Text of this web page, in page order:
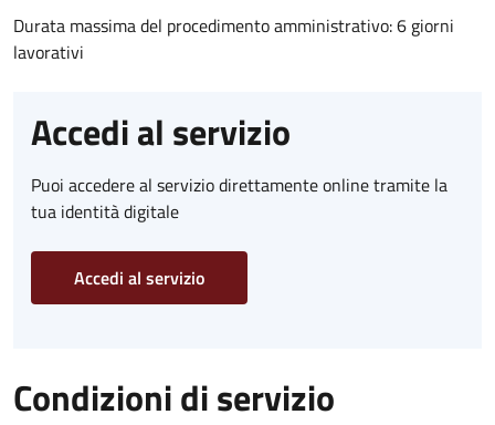
Durata massima del procedimento amministrativo: 6 giorni
lavorativi
Accedi al servizio
Puoi accedere al servizio direttamente online tramite la
tua identità digitale
Accedi al servizio
Condizioni di servizio